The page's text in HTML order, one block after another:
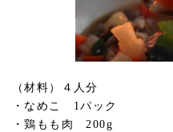
（材料）４人分
・なめこ 1パック
・鶏もも肉 200g